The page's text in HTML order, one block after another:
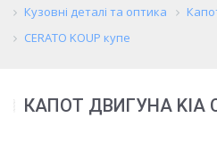
Кузовні деталі та оптика
CERATO KOUP купе
КАПОТ ДВИГУНА KIA